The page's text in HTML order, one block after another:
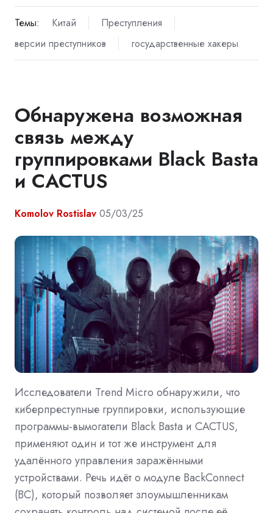
Темы: Китай
Преступления
версии преступников
государственные хакеры
Обнаружена возможная
связь между
группировками Black Basta
и CACTUS
Komolov Rostislav 05/03/25
Исследователи Trend Micro обнаружили, что
киберпреступные группировки, использующие
программы-вымогатели Black Basta и CACTUS,
применяют один и тот же инструмент для
удалённого управления заражёнными
устройствами. Речь идёт о модуле BackConnect
(BC), который позволяет злоумышленникам